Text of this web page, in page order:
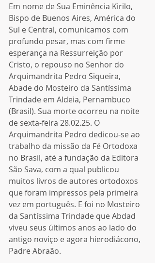
Em nome de Sua Eminência Kirilo,
Bispo de Buenos Aires, América do
Sul e Central, comunicamos com
profundo pesar, mas com firme
esperança na Ressurreição por
Cristo, o repouso no Senhor do
Arquimandrita Pedro Siqueira,
Abade do Mosteiro da Santíssima
Trindade em Aldeia, Pernambuco
(Brasil). Sua morte ocorreu na noite
de sexta-feira 28.02.25. O
Arquimandrita Pedro dedicou-se ao
trabalho da missão da Fé Ortodoxa
no Brasil, até a fundação da Editora
São Sava, com a qual publicou
muitos livros de autores ortodoxos
que foram impressos pela primeira
vez em português. E foi no Mosteiro
da Santíssima Trindade que Abdad
viveu seus últimos anos ao lado do
antigo noviço e agora hierodiácono,
Padre Abraão.